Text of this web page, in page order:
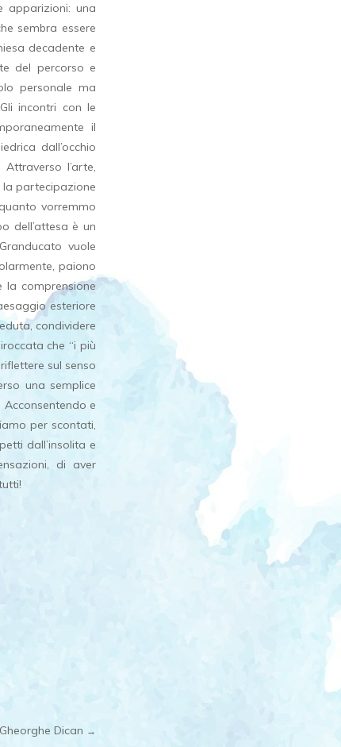
apparizioni: una
sembra essere
decadente e
del percorso e
personale ma
incontri con le
il
dall’occhio
l’arte,
la partecipazione
vorremmo
dell’attesa è un
vuole
paiono
la comprensione
esteriore
condividere
che “i più
sul senso
una semplice
e
per scontati,
dall’insolita e
di aver
Gheorghe Dican →